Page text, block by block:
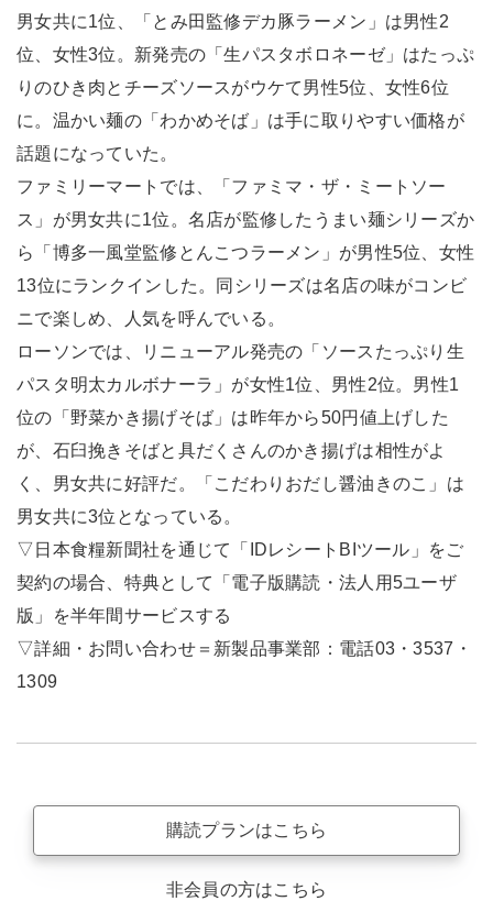
男女共に1位、「とみ田監修デカ豚ラーメン」は男性2
位、女性3位。新発売の「生パスタボロネーゼ」はたっぷ
りのひき肉とチーズソースがウケて男性5位、女性6位
に。温かい麺の「わかめそば」は手に取りやすい価格が
話題になっていた。
ファミリーマートでは、「ファミマ・ザ・ミートソー
ス」が男女共に1位。名店が監修したうまい麺シリーズか
ら「博多一風堂監修とんこつラーメン」が男性5位、女性
13位にランクインした。同シリーズは名店の味がコンビ
ニで楽しめ、人気を呼んでいる。
ローソンでは、リニューアル発売の「ソースたっぷり生
パスタ明太カルボナーラ」が女性1位、男性2位。男性1
位の「野菜かき揚げそば」は昨年から50円値上げした
が、石臼挽きそばと具だくさんのかき揚げは相性がよ
く、男女共に好評だ。「こだわりおだし醤油きのこ」は
男女共に3位となっている。
▽日本食糧新聞社を通じて「IDレシートBIツール」をご
契約の場合、特典として「電子版購読・法人用5ユーザ
版」を半年間サービスする
▽詳細・お問い合わせ＝新製品事業部：電話03・3537・
1309
購読プランはこちら
非会員の方はこちら